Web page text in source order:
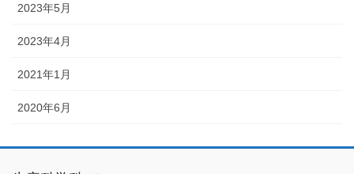
2023年5月
2023年4月
2021年1月
2020年6月